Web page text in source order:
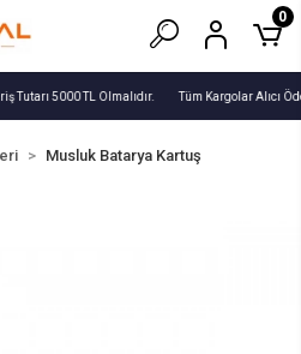
Tutarı 5000 TL Olmalıdır. Tüm Kargolar Alıcı
0
Musluk Batarya Kartuş